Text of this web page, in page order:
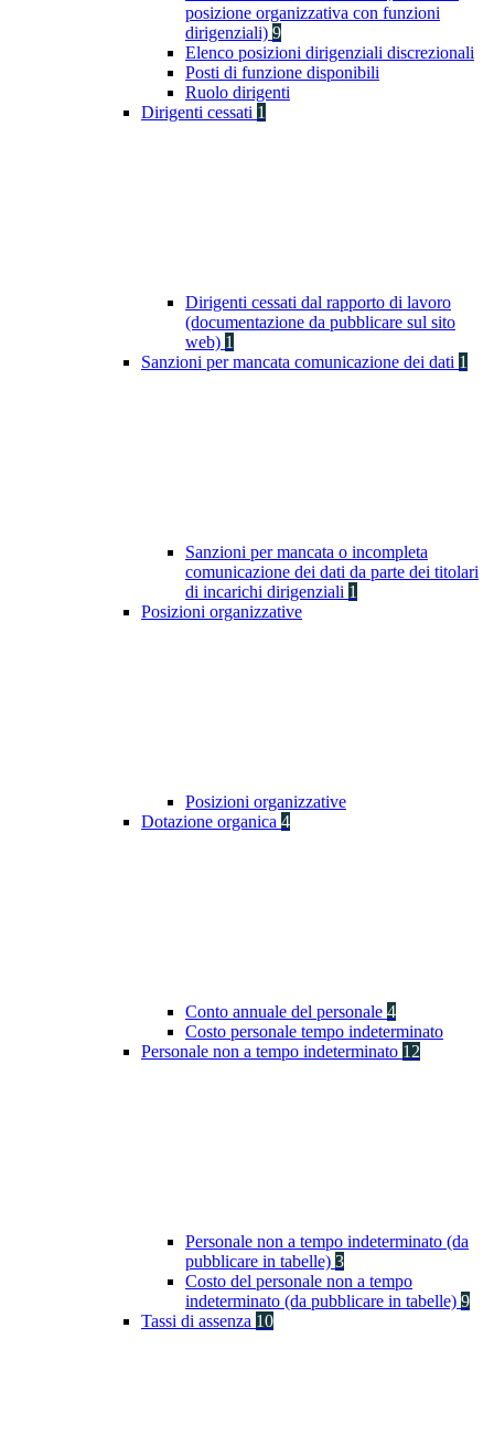
posizione organizzativa con funzioni
dirigenziali) 9
Elenco posizioni dirigenziali discrezionali
Posti di funzione disponibili
Ruolo dirigenti
Dirigenti cessati 1
Dirigenti cessati dal rapporto di lavoro
(documentazione da pubblicare sul sito
web) 1
Sanzioni per mancata comunicazione dei dati 1
Sanzioni per mancata o incompleta
comunicazione dei dati da parte dei titolari
di incarichi dirigenziali 1
Posizioni organizzative
Posizioni organizzative
Dotazione organica 4
Conto annuale del personale 4
Costo personale tempo indeterminato
Personale non a tempo indeterminato 12
Personale non a tempo indeterminato (da
pubblicare in tabelle) 3
Costo del personale non a tempo
indeterminato (da pubblicare in tabelle) 9
Tassi di assenza 10